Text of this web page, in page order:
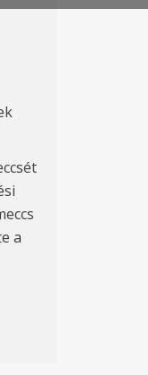
a